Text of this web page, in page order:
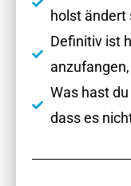
holst ändert
Definitiv ist
Was hast
dass es